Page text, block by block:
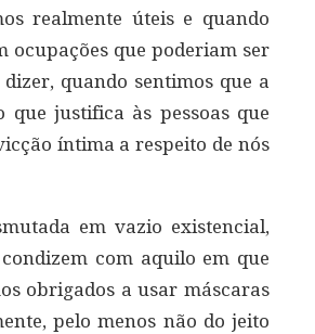
realmente úteis e quando
ocupações que poderiam ser
quando sentimos que a
justifica às pessoas que
íntima a respeito de nós
em vazio existencial,
com aquilo em que
obrigados a usar máscaras
pelo menos não do jeito